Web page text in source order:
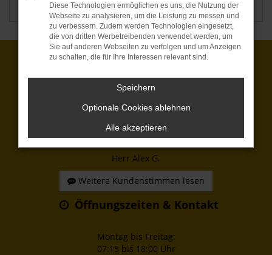
Seat Škoda
Unkomplizierter Vorgang und Ankauf von 2
Autos für einen spitzen Preis. Haben die
Fahrzeuge gewaschen und frisch hergerichtet
bekommen. Nett und freundlich. Danke
Herr Alex G.
Weitere Kundenstimmen lesen
Öffnungszeiten & Kontakt
Montag bis Freitag:
07:15 bis 18:00 Uhr
Diese Technologien ermöglichen es uns, die Nutzung der
Webseite zu analysieren, um die Leistung zu messen und
zu verbessern. Zudem werden Technologien eingesetzt,
die von dritten Werbetreibenden verwendet werden, um
Sie auf anderen Webseiten zu verfolgen und um Anzeigen
zu schalten, die für Ihre Interessen relevant sind.
Speichern
Optionale Cookies ablehnen
Alle akzeptieren